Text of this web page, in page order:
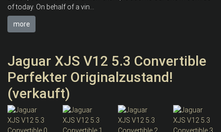
of today. On behalf of a vin...
more
Jaguar XJS V12 5.3 Convertible
Perfekter Originalzustand!
(verkauft)